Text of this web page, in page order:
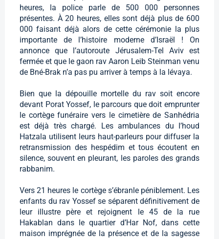
heures, la police parle de 500 000 personnes
présentes. À 20 heures, elles sont déjà plus de 600
000 faisant déjà alors de cette cérémonie la plus
importante de l’histoire moderne d’Israël ! On
annonce que l’autoroute Jérusalem-Tel Aviv est
fermée et que le gaon rav Aaron Leib Steinman venu
de Bné-Brak n’a pas pu arriver à temps à la lévaya.
Bien que la dépouille mortelle du rav soit encore
devant Porat Yossef, le parcours que doit emprunter
le cortège funéraire vers le cimetière de Sanhédria
est déjà très chargé. Les ambulances du I’houd
Hatzala utilisent leurs haut-parleurs pour diffuser la
retransmission des hespédim et tous écoutent en
silence, souvent en pleurant, les paroles des grands
rabbanim.
Vers 21 heures le cortège s’ébranle péniblement. Les
enfants du rav Yossef se séparent définitivement de
leur illustre père et rejoignent le 45 de la rue
Hakablan dans le quartier d’Har Nof, dans cette
maison imprégnée de la présence et de la sagesse